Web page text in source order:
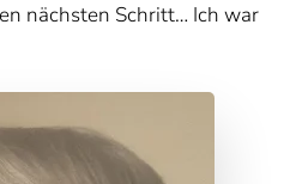
nächsten Schritt… Ich war